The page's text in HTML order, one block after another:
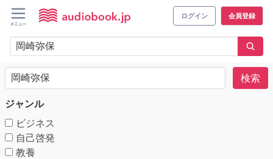
ログイン 会員登録
検索
ジャンル
ビジネス
自己啓発
教養